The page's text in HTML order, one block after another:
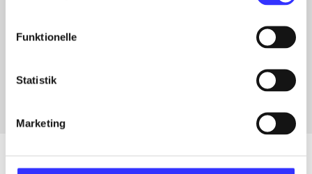
Funktionelle
Statistik
Marketing
Artikler med samme emner